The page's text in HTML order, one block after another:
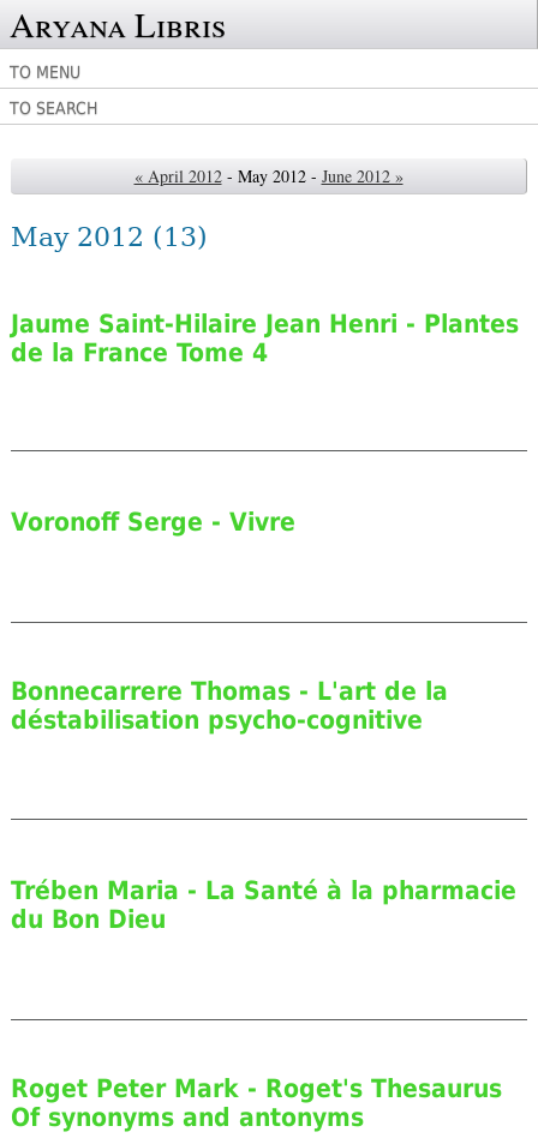
Aryana Libris
TO MENU
TO SEARCH
« April 2012- May 2012 - June 2012 »
May 2012 (13)
Jaume Saint-Hilaire Jean Henri - Plantes
de la France Tome 4
Voronoff Serge - Vivre
Bonnecarrere Thomas - L'art de la
déstabilisation psycho-cognitive
Trében Maria - La Santé à la pharmacie
du Bon Dieu
Roget Peter Mark - Roget's Thesaurus
Of synonyms and antonyms